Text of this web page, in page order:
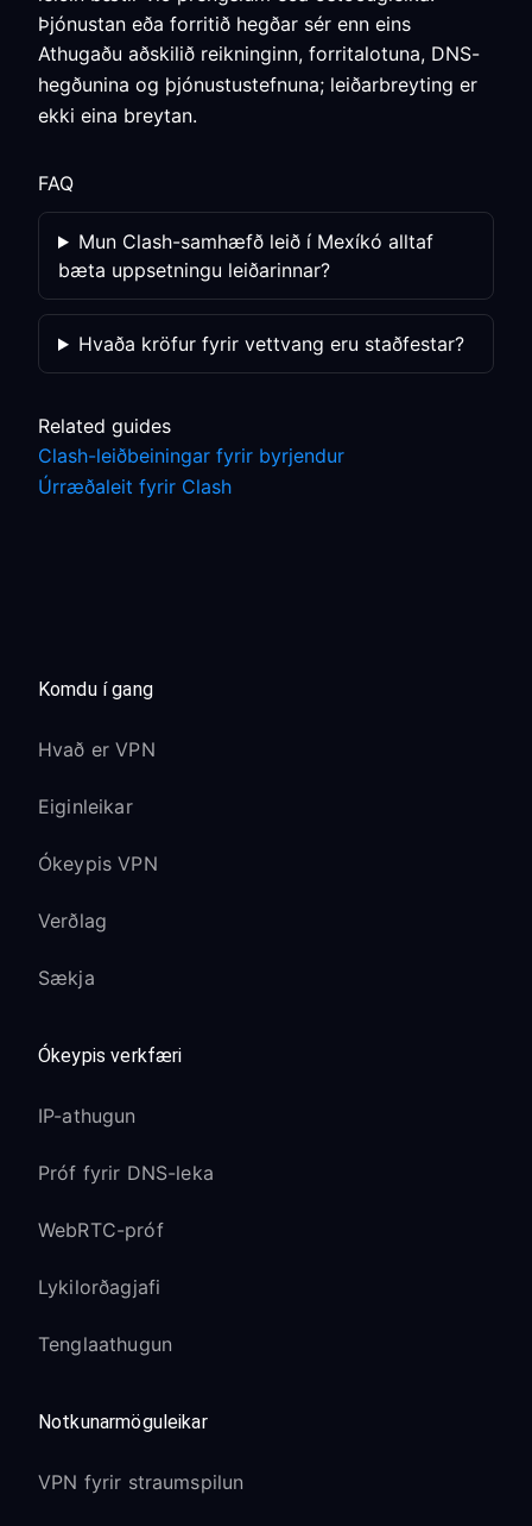
Þjónustan eða forritið hegðar sér enn eins
Athugaðu aðskilið reikninginn, forritalotuna, DNS-
hegðunina og þjónustustefnuna; leiðarbreyting er
ekki eina breytan.
FAQ
Mun Clash-samhæfð leið í Mexíkó alltaf
bæta uppsetningu leiðarinnar?
Hvaða kröfur fyrir vettvang eru staðfestar?
Related guides
Clash-leiðbeiningar fyrir byrjendur
Úrræðaleit fyrir Clash
Komdu í gang
Hvað er VPN
Eiginleikar
Ókeypis VPN
Verðlag
Sækja
Ókeypis verkfæri
IP-athugun
Próf fyrir DNS-leka
WebRTC-próf
Lykilorðagjafi
Tenglaathugun
Notkunarmöguleikar
VPN fyrir straumspilun